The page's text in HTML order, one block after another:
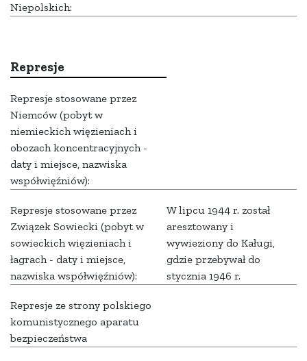
Niepolskich:
Represje
Represje stosowane przez
Niemców (pobyt w
niemieckich więzieniach i
obozach koncentracyjnych -
daty i miejsce, nazwiska
współwięźniów):
Represje stosowane przez
Związek Sowiecki (pobyt w
sowieckich więzieniach i
łagrach - daty i miejsce,
nazwiska współwięźniów):
W lipcu 1944 r. został
aresztowany i
wywieziony do Kaługi,
gdzie przebywał do
stycznia 1946 r.
Represje ze strony polskiego
komunistycznego aparatu
bezpieczeństwa